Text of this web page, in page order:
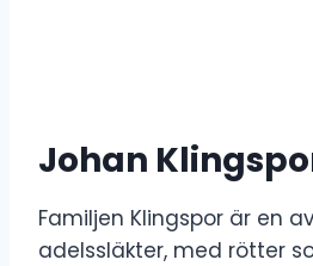
Johan
Familjen Klingspor är en
adelssläkter, med rötter